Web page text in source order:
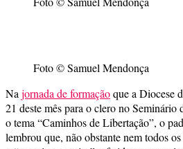
Foto © Samuel Mendonça
Na jornada de formaçãoque a Diocese
21 deste mês para o clero no Seminário
o tema “Caminhos de Libertação”, o
lembrou que, não obstante nem todos